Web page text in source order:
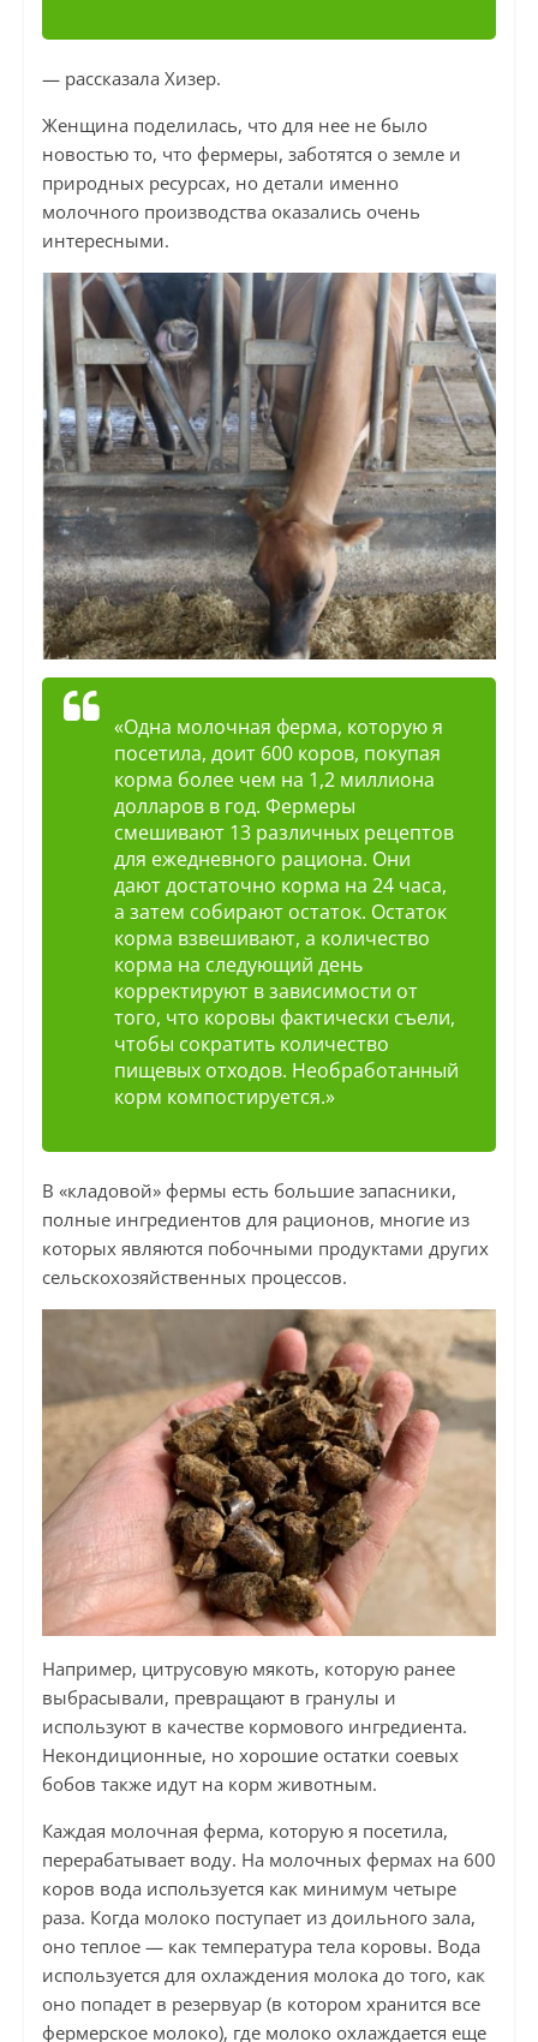
— рассказала Хизер.
Женщина поделилась, что для нее не было
новостью то, что фермеры, заботятся о земле и
природных ресурсах, но детали именно
молочного производства оказались очень
интересными.
«Одна молочная ферма, которую я
посетила, доит 600 коров, покупая
корма более чем на 1,2 миллиона
долларов в год. Фермеры
смешивают 13 различных рецептов
для ежедневного рациона. Они
дают достаточно корма на 24 часа,
а затем собирают остаток. Остаток
корма взвешивают, а количество
корма на следующий день
корректируют в зависимости от
того, что коровы фактически съели,
чтобы сократить количество
пищевых отходов. Необработанный
корм компостируется.»
В «кладовой» фермы есть большие запасники,
полные ингредиентов для рационов, многие из
которых являются побочными продуктами других
сельскохозяйственных процессов.
Например, цитрусовую мякоть, которую ранее
выбрасывали, превращают в гранулы и
используют в качестве кормового ингредиента.
Некондиционные, но хорошие остатки соевых
бобов также идут на корм животным.
Каждая молочная ферма, которую я посетила,
перерабатывает воду. На молочных фермах на 600
коров вода используется как минимум четыре
раза. Когда молоко поступает из доильного зала,
оно теплое — как температура тела коровы. Вода
используется для охлаждения молока до того, как
оно попадет в резервуар (в котором хранится все
фермерское молоко), где молоко охлаждается еще